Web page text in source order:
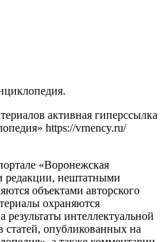
активная гиперссылка
https://vrnency.ru/
«Воронежская
редакции, нештатными
объектами авторского
охраняются
результаты интеллектуальной
статей, опубликованных на